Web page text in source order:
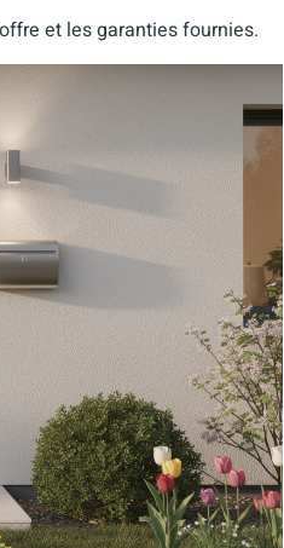
et les garanties fournies.